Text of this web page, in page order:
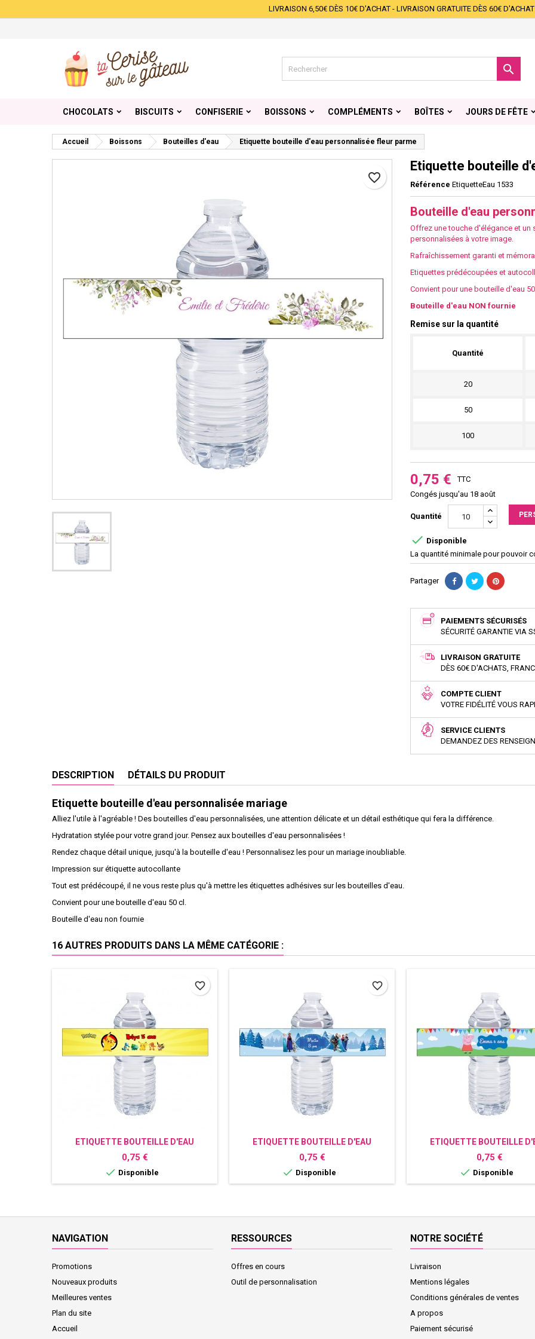
LIVRAISON 6,50€ DÈS 10€ D'ACHAT - LIVRAISON GRATUITE DÈS 60€ D'ACHAT

CHOCOLATS BISCUITS CONFISERIE BOISSONS COMPLÉMENTS BOÎTES JOURS DE FÊTE
Accueil Boissons Bouteilles d'eau Etiquette bouteille d'eau personnalisée fleur parme
favorite_border
Etiquette bouteille
Référence EtiquetteEau 1533
Bouteille d'eau
Offrez une touche d'élégance et un
personnalisées à votre image.
Rafraîchissement garanti et
Etiquettes prédécoupées et
Convient pour une bouteille d'eau
Bouteille d'eau NON fournie
Remise sur la quantité
Quantité
20
50
100
0,75 €
TTC
Congés jusqu'au 18 août
Quantité
 Disponible
La quantité minimale pour pouvoir
Partager
PAIEMENTS SÉCURISÉS
SÉCURITÉ GARANTIE VIA
LIVRAISON GRATUITE
DÈS 60€ D'ACHATS,
COMPTE CLIENT
VOTRE FIDÉLITÉ VOUS
SERVICE CLIENTS
DEMANDEZ DES
DESCRIPTION DÉTAILS DU PRODUIT
Etiquette bouteille d'eau personnalisée mariage
Alliez l'utile à l'agréable ! Des bouteilles d'eau personnalisées, une attention délicate et un détail esthétique qui fera la différence.
Hydratation stylée pour votre grand jour. Pensez aux bouteilles d'eau personnalisées !
Rendez chaque détail unique, jusqu'à la bouteille d'eau ! Personnalisez les pour un mariage inoubliable.
Impression sur étiquette autocollante
Tout est prédécoupé, il ne vous reste plus qu'à mettre les étiquettes adhésives sur les bouteilles d'eau.
Convient pour une bouteille d'eau 50 cl.
Bouteille d'eau non fournie
16 AUTRES PRODUITS DANS LA MÊME CATÉGORIE :
ETIQUETTE BOUTEILLE D'EAU
PERSONNALISÉE POKEMON
Prix
0,75 €
 Disponible
favorite_border
ETIQUETTE BOUTEILLE D'EAU
PERSONNALISÉE REINE DES NEIGES
Prix
0,75 €
 Disponible
favorite_border
ETIQUETTE BOUTEILLE
PERSONNALISÉE PEPPA
Prix
0,75 €
 Disponible
NAVIGATION
Promotions
Nouveaux produits
Meilleures ventes
Plan du site
Accueil
RESSOURCES
Offres en cours
Outil de personnalisation
NOTRE SOCIÉTÉ
Livraison
Mentions légales
Conditions générales de ventes
A propos
Paiement sécurisé
Créer une nouvelle liste
Nom de la liste d'envies
Vous devez être connecté pour ajouter des produits à votre liste d'envies.